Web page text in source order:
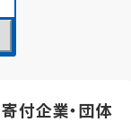
寄付企業・団体